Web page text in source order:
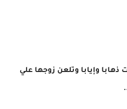
ذهابا وإيابا وتلعن زوجها علي